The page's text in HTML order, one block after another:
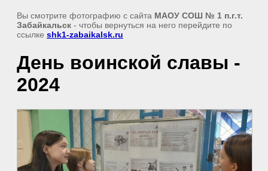
Вы смотрите фотографию с сайта МАОУ СОШ № 1 п.г.т.
Забайкальск - чтобы вернуться на него перейдите по
ссылке shk1-zabaikalsk.ru
День воинской славы -
2024